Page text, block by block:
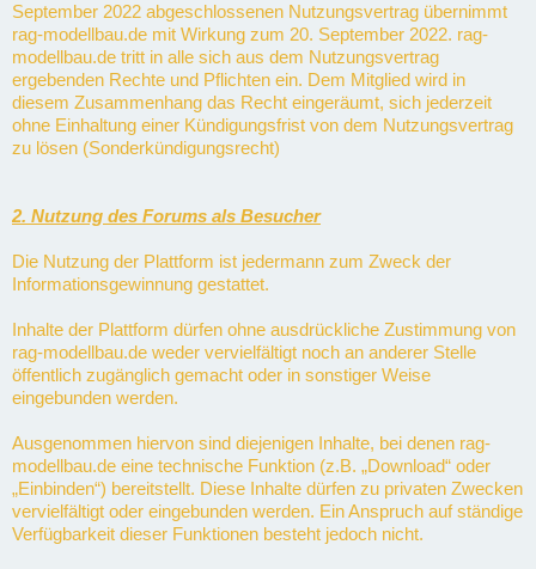
September 2022 abgeschlossenen Nutzungsvertrag übernimmt
rag-modellbau.de mit Wirkung zum 20. September 2022. rag-
modellbau.de tritt in alle sich aus dem Nutzungsvertrag
ergebenden Rechte und Pflichten ein. Dem Mitglied wird in
diesem Zusammenhang das Recht eingeräumt, sich jederzeit
ohne Einhaltung einer Kündigungsfrist von dem Nutzungsvertrag
zu lösen (Sonderkündigungsrecht)
2. Nutzung des Forums als Besucher
Die Nutzung der Plattform ist jedermann zum Zweck der
Informationsgewinnung gestattet.
Inhalte der Plattform dürfen ohne ausdrückliche Zustimmung von
rag-modellbau.de weder vervielfältigt noch an anderer Stelle
öffentlich zugänglich gemacht oder in sonstiger Weise
eingebunden werden.
Ausgenommen hiervon sind diejenigen Inhalte, bei denen rag-
modellbau.de eine technische Funktion (z.B. „Download“ oder
„Einbinden“) bereitstellt. Diese Inhalte dürfen zu privaten Zwecken
vervielfältigt oder eingebunden werden. Ein Anspruch auf ständige
Verfügbarkeit dieser Funktionen besteht jedoch nicht.